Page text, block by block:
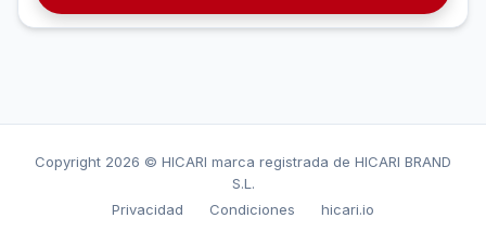
Copyright 2026 © HICARI marca registrada de HICARI BRAND
S.L.
Privacidad
Condiciones hicari.io